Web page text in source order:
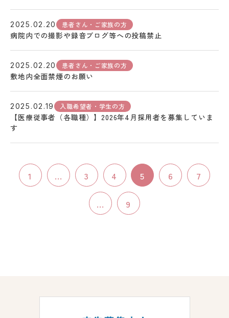
2025.02.20 患者さん・ご家族の方
病院内での撮影や録音ブログ等への投稿禁止
2025.02.20 患者さん・ご家族の方
敷地内全面禁煙のお願い
2025.02.19 入職希望者・学生の方
【医療従事者（各職種）】2026年4月採用者を募集していま
す
1 ... 3 4 5 6 7
... 9